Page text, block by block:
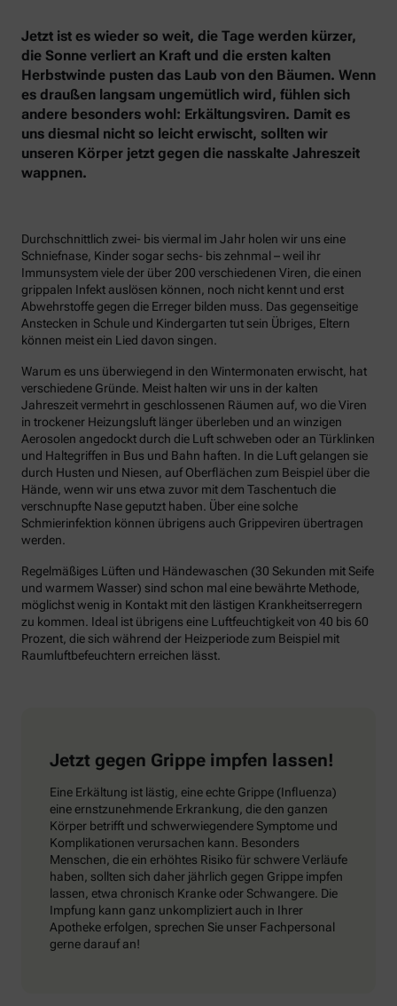
Jetzt ist es wieder so weit, die Tage werden kürzer,
die Sonne verliert an Kraft und die ersten kalten
Herbstwinde pusten das Laub von den Bäumen. Wenn
es draußen langsam ungemütlich wird, fühlen sich
andere besonders wohl: Erkältungsviren. Damit es
uns diesmal nicht so leicht erwischt, sollten wir
unseren Körper jetzt gegen die nasskalte Jahreszeit
wappnen.
Durchschnittlich zwei- bis viermal im Jahr holen wir uns eine
Schniefnase, Kinder sogar sechs- bis zehnmal – weil ihr
Immunsystem viele der über 200 verschiedenen Viren, die einen
grippalen Infekt auslösen können, noch nicht kennt und erst
Abwehrstoffe gegen die Erreger bilden muss. Das gegenseitige
Anstecken in Schule und Kindergarten tut sein Übriges, Eltern
können meist ein Lied davon singen.
Warum es uns überwiegend in den Wintermonaten erwischt, hat
verschiedene Gründe. Meist halten wir uns in der kalten
Jahreszeit vermehrt in geschlossenen Räumen auf, wo die Viren
in trockener Heizungsluft länger überleben und an winzigen
Aerosolen angedockt durch die Luft schweben oder an Türklinken
und Haltegriffen in Bus und Bahn haften. In die Luft gelangen sie
durch Husten und Niesen, auf Oberflächen zum Beispiel über die
Hände, wenn wir uns etwa zuvor mit dem Taschentuch die
verschnupfte Nase geputzt haben. Über eine solche
Schmierinfektion können übrigens auch Grippeviren übertragen
werden.
Regelmäßiges Lüften und Händewaschen (30 Sekunden mit Seife
und warmem Wasser) sind schon mal eine bewährte Methode,
möglichst wenig in Kontakt mit den lästigen Krankheitserregern
zu kommen. Ideal ist übrigens eine Luftfeuchtigkeit von 40 bis 60
Prozent, die sich während der Heizperiode zum Beispiel mit
Raumluftbefeuchtern erreichen lässt.
Jetzt gegen Grippe impfen lassen!
Eine Erkältung ist lästig, eine echte Grippe (Influenza)
eine ernstzunehmende Erkrankung, die den ganzen
Körper betrifft und schwerwiegendere Symptome und
Komplikationen verursachen kann. Besonders
Menschen, die ein erhöhtes Risiko für schwere Verläufe
haben, sollten sich daher jährlich gegen Grippe impfen
lassen, etwa chronisch Kranke oder Schwangere. Die
Impfung kann ganz unkompliziert auch in Ihrer
Apotheke erfolgen, sprechen Sie unser Fachpersonal
gerne darauf an!